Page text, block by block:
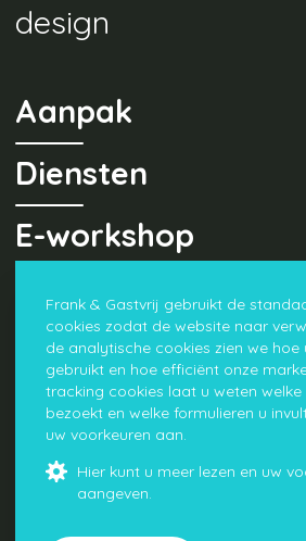
design
Aanpak
Diensten
E-workshop
Opdrachten
netwerk
over Frank & Gastvrij
Frank & Gastvrij gebruikt de
cookies zodat de website naar
de analytische cookies zien we hoe
gebruikt en hoe efficiënt onze
tracking cookies laat u weten welke
bezoekt en welke formulieren u
uw voorkeuren aan.
Hier kunt u meer lezen en uw
aangeven.